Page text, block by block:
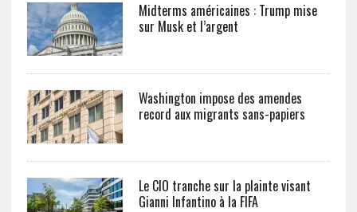
Midterms américaines : Trump mise
sur Musk et l’argent
Washington impose des amendes
record aux migrants sans-papiers
Le CIO tranche sur la plainte visant
Gianni Infantino à la FIFA